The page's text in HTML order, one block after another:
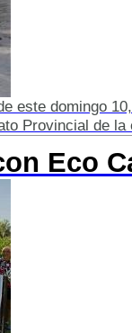
este domingo
Provincial de la
Eco